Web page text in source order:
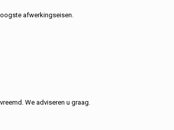
afwerkingseisen.
We adviseren u graag.